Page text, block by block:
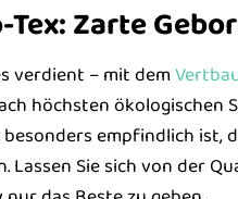
Zarte
verdient – mit dem
höchsten
empfindlich ist,
Sie sich von der